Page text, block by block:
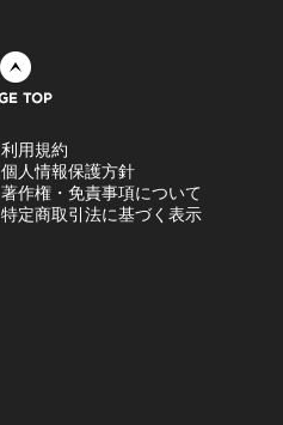
利用規約
個人情報保護方針
著作権・免責事項について
特定商取引法に基づく表示